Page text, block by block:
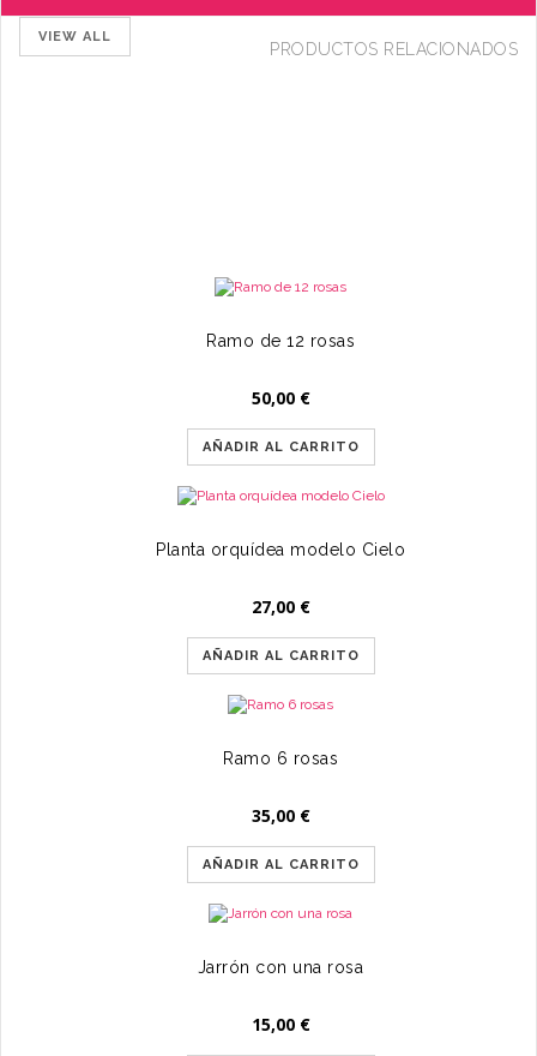
PRODUCTOS RELACIONADOS
VIEW ALL
Ramo de 12 rosas
50,00 €
AÑADIR AL CARRITO
Planta orquídea modelo Cielo
27,00 €
AÑADIR AL CARRITO
Ramo 6 rosas
35,00 €
AÑADIR AL CARRITO
Jarrón con una rosa
15,00 €